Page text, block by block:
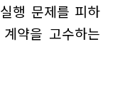
행 문제를 피하
약을 고수하는